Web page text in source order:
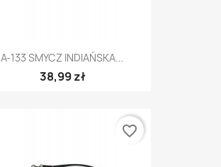
A-133 SMYCZ INDIAŃSKA...
38,99 zł
favorite_border